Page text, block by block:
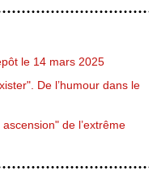
le 14 mars 2025
De l’humour dans le
de l’extrême